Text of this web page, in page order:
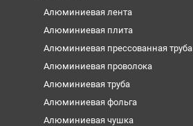
Алюминиевая лента
Алюминиевая плита
Алюминиевая прессованная труба
Алюминиевая проволока
Алюминиевая труба
Алюминиевая фольга
Алюминиевая чушка